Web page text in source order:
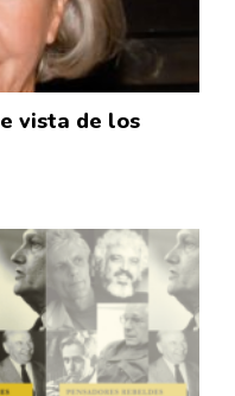
vista de los